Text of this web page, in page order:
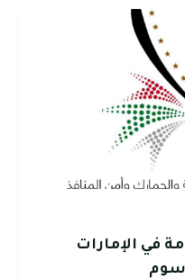
في الإمارات